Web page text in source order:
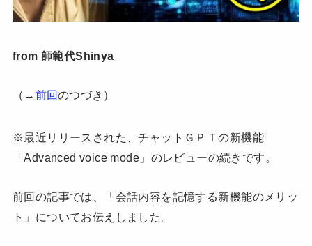
from 師範代Shinya
（→ 前回のつづき）
※最近リリースされた、チャットＧＰＴの新機能
「Advanced voice mode」のレビューの続きです。
前回の記事では、「会話内容を記憶する新機能のメリッ
ト」についてお伝えしました。